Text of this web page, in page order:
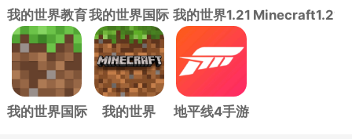
我的世界教育
版
我的世界国际
版
(Minecraft)
我的世界1.21
国际版手机版
Minecraft1.21
我的世界国际
我的世界
地平线4手游